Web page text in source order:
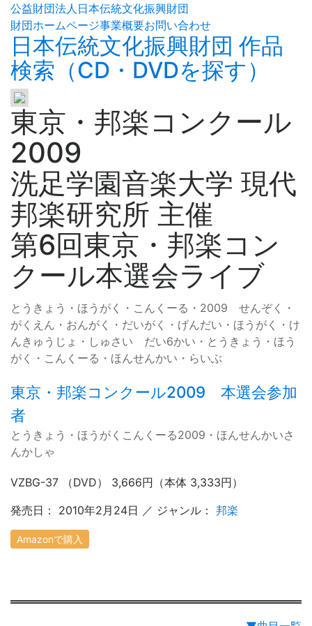
公益財団法人日本伝統文化振興財団
財団ホームページ事業概要お問い合わせ
日本伝統文化振興財団 作品
検索（CD・DVDを探す）
東京・邦楽コンクール
2009
洗足学園音楽大学 現代
邦楽研究所 主催
第6回東京・邦楽コン
クール本選会ライブ
とうきょう・ほうがく・こんくーる・2009 せんぞく・
がくえん・おんがく・だいがく・げんだい・ほうがく・け
んきゅうじょ・しゅさい だい6かい・とうきょう・ほう
がく・こんくーる・ほんせんかい・らいぶ
東京・邦楽コンクール2009 本選会参加
者
とうきょう・ほうがくこんくーる2009・ほんせんかいさ
んかしゃ
VZBG-37 （DVD） 3,666円（本体 3,333円）
発売日： 2010年2月24日 ／ ジャンル： 邦楽
Amazonで購入